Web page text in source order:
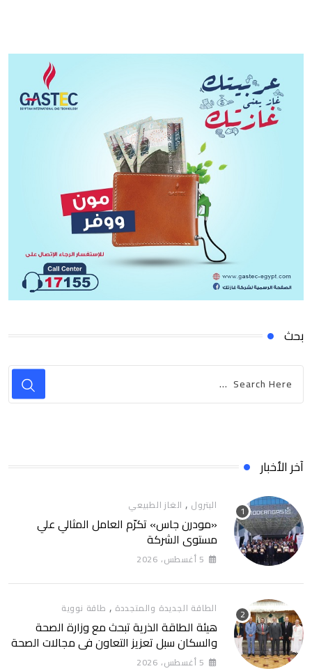
بحث
آخر الأخبار
البترول , الغاز الطبيعي
«مودرن جاس» تكرّم العامل المثالي علي
مستوي الشركة
5 أغسطس، 2026
الطاقة الجديدة والمتجددة , طاقة نووية
هيئة الطاقة الذرية تبحث مع وزارة الصحة
والسكان سبل تعزيز التعاون في مجالات الصحة
والعلاج الإشعاعي
5 أغسطس، 2026